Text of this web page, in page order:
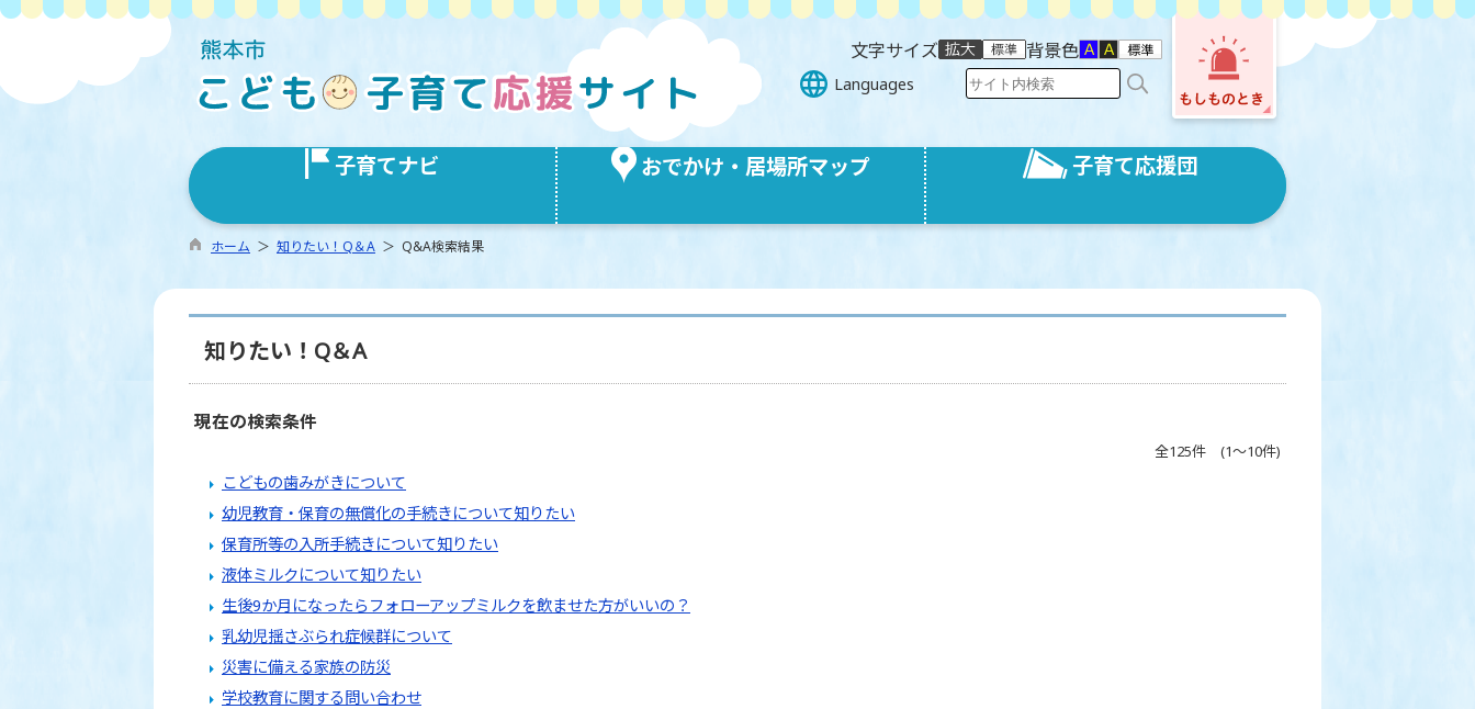
文字サイズ 背景色
Languages
子育てナビ おでかけ・居場所マップ 子育て応援団
ホーム ＞ 知りたい！Q＆A ＞ Q&A検索結果
知りたい！Q＆A
現在の検索条件
全125件 (1～10件)
こどもの歯みがきについて
幼児教育・保育の無償化の手続きについて知りたい
保育所等の入所手続きについて知りたい
液体ミルクについて知りたい
生後9か月になったらフォローアップミルクを飲ませた方がいいの？
乳幼児揺さぶられ症候群について
災害に備える家族の防災
学校教育に関する問い合わせ